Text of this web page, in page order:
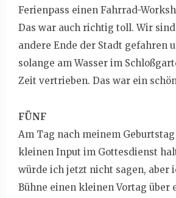
Ferienpass einen Fahrrad-
Das war auch richtig toll. Wir
andere Ende der Stadt gefahren
solange am Wasser im
Zeit vertrieben. Das war ein
FÜNF
Am Tag nach meinem
kleinen Input im Gottesdienst
würde ich jetzt nicht sagen, aber
Bühne einen kleinen Vortag über